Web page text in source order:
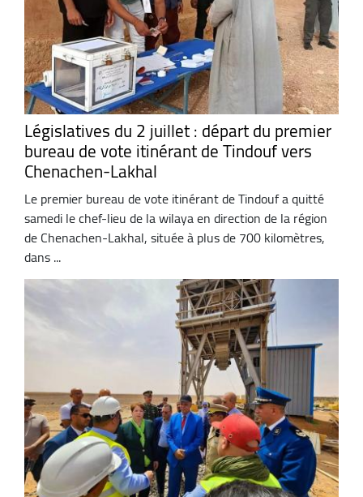
Législatives du 2 juillet : départ du premier
bureau de vote itinérant de Tindouf vers
Chenachen-Lakhal
Le premier bureau de vote itinérant de Tindouf a quitté
samedi le chef-lieu de la wilaya en direction de la région
de Chenachen-Lakhal, située à plus de 700 kilomètres,
dans ...